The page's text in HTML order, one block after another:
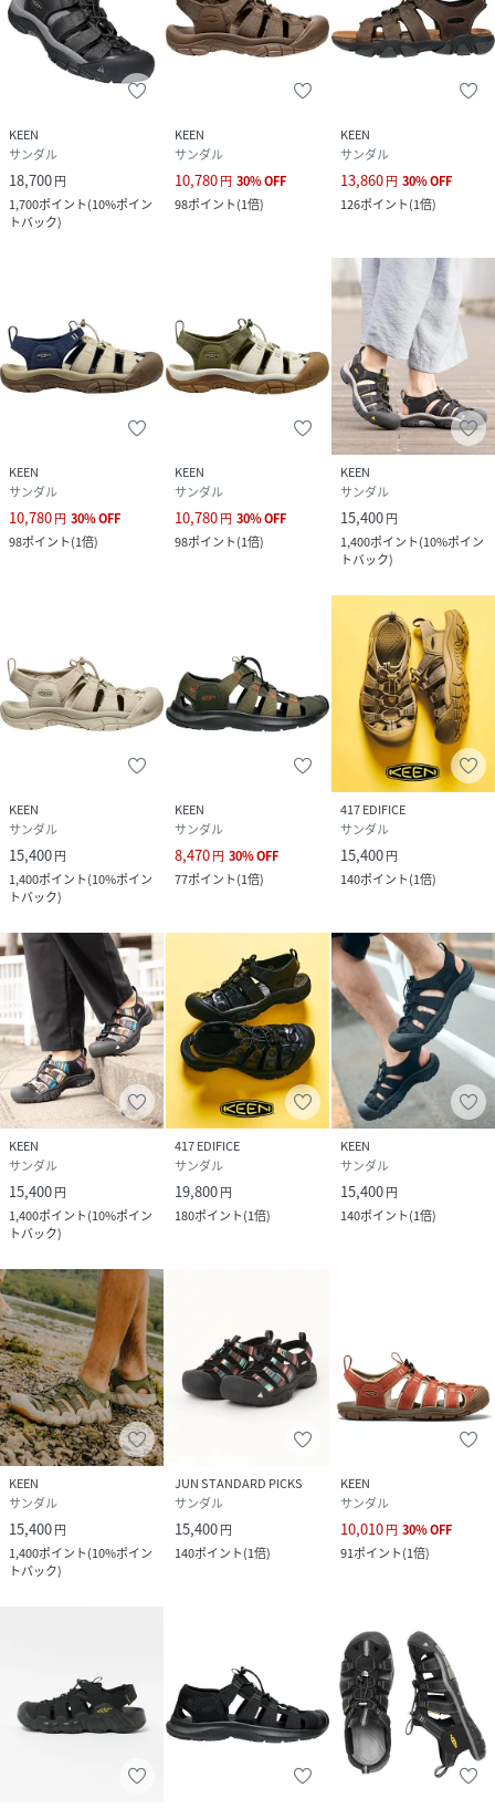
サンダル/フェス/アウトドア/キャンプ/カジュアル/つま先保
します。
性別タイプ メンズ
25cm、25.5cm、26cm、26.5cm、27cm、
27.5cm、28cm、28.5cm、29cm、29.5cm、
品番
AY4908_1001870
(1001870-0-250 AY4908)
KEEN
サンダル
18,700円
1,700ポイント(10%ポイン
トバック)
KEEN
サンダル
10,780円 30%OFF
98ポイント(1倍)
KEEN
サンダル
13,860円 30%OFF
126ポイント(1倍)
KEEN
サンダル
10,780円 30%OFF
98ポイント(1倍)
KEEN
サンダル
10,780円 30%OFF
98ポイント(1倍)
KEEN
サンダル
15,400円
1,400ポイント(10%ポイン
トバック)
KEEN
サンダル
15,400円
1,400ポイント(10%ポイン
トバック)
KEEN
サンダル
8,470円 30%OFF
77ポイント(1倍)
417 EDIFICE
サンダル
15,400円
140ポイント(1倍)
KEEN
サンダル
15,400円
1,400ポイント(10%ポイン
トバック)
417 EDIFICE
サンダル
19,800円
180ポイント(1倍)
KEEN
サンダル
15,400円
140ポイント(1倍)
KEEN
サンダル
15,400円
1,400ポイント(10%ポイン
トバック)
JUN STANDARD PICKS
サンダル
15,400円
140ポイント(1倍)
KEEN
サンダル
10,010円 30%OFF
91ポイント(1倍)